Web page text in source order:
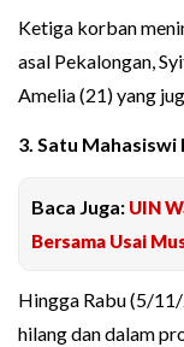
Ketiga korban
asal Pekalongan,
Amelia (21) yang
3. Satu Mahasiswi
Baca Juga: UIN
Bersama Usai
Hingga Rabu (5/
hilang dan dalam